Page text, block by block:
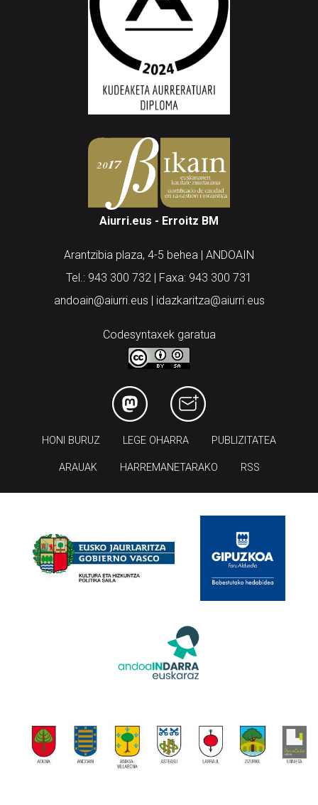
Aiurri.eus - Erroitz BM
Arantzibia plaza, 4-5 behea | ANDOAIN
Tel.: 943 300 732 | Faxa: 943 300 731
andoain@aiurri.eus | idazkaritza@aiurri.eus
Codesyntaxek garatua
HONI BURUZ LEGE OHARRA PUBLIZITATEA
ARAUAK HARREMANETARAKO RSS